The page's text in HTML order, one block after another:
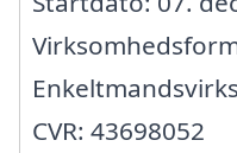
CVR: 43698052